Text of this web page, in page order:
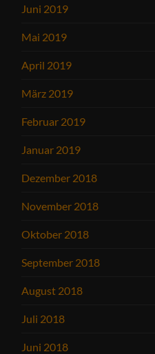
Juni 2019
Mai 2019
April 2019
März 2019
Februar 2019
Januar 2019
Dezember 2018
November 2018
Oktober 2018
September 2018
August 2018
Juli 2018
Juni 2018